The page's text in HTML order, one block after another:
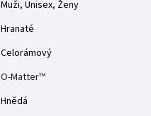
Muži, Unisex, Ženy
Hranaté
Celorámový
O-Matter™
Hnědá